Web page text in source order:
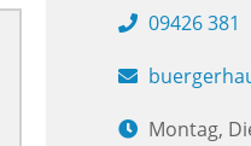
09426 381
Montag,